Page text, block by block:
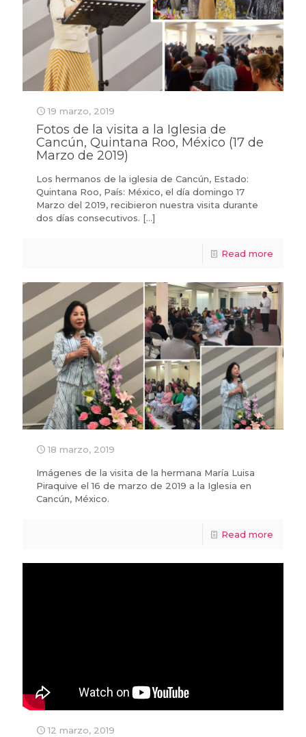
19 marzo, 2019
Fotos de la visita a la Iglesia de
Cancún, Quintana Roo, México (17 de
Marzo de 2019)
Los hermanos de la iglesia de Cancún, Estado:
Quintana Roo, País: México, el día domingo 17
Marzo del 2019, recibieron nuestra visita durante
dos días consecutivos. […]
Read more
18 marzo, 2019
Imágenes de la visita de la hermana María Luisa
Piraquive el 16 de marzo de 2019 a la Iglesia en
Cancún, México.
Read more
12 marzo, 2019